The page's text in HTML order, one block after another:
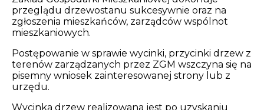
Opłaty i rozliczenia
Remonty budynków
Zamówienia publiczne
przeglądu drzewostanu sukcesywnie oraz na
zgłoszenia mieszkańców, zarządców wspólnot
mieszkaniowych.
Postępowanie w sprawie wycinki, przycinki drzew z
terenów zarządzanych przez ZGM wszczyna się na
pisemny wniosek zainteresowanej strony lub z
urzędu.
Wycinka drzew realizowana jest po uzyskaniu